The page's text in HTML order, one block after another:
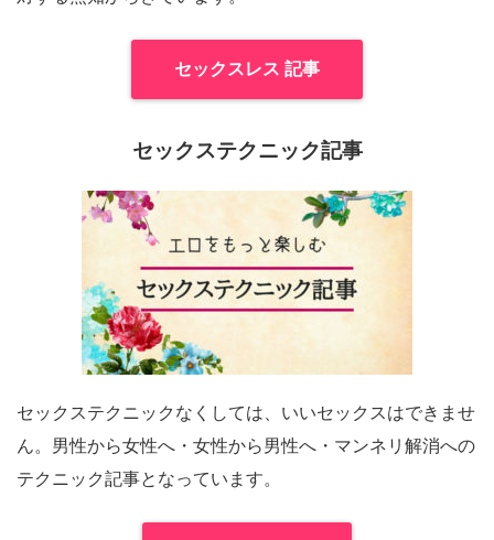
セックスレス 記事
セックステクニック記事
セックステクニックなくしては、いいセックスはできませ
ん。男性から女性へ・女性から男性へ・マンネリ解消への
テクニック記事となっています。